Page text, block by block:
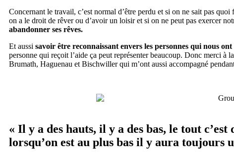
Concernant le travail, c’est normal d’être perdu et si on ne sait pas
on a le droit de rêver ou d’avoir un loisir et si on ne peut pas exercer
abandonner ses rêves.
Et aussi savoir être reconnaissant envers les personnes qui nous ont
personne qui reçoit l’aide ça peut représenter beaucoup. Donc merci à
Brumath, Haguenau et Bischwiller qui m’ont aussi accompagné
« Il y a des hauts, il y a des bas, le tout
lorsqu’on est au plus bas il y aura toujours